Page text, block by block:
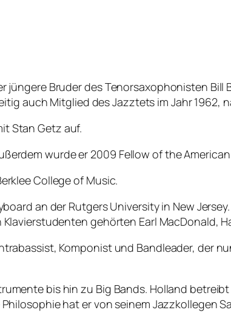
Bruder des Tenorsaxophonisten Bill
auch Mitglied des Jazztets im Jahr 1962,
Stan Getz auf.
wurde er 2009 Fellow of the
College of Music.
an der Rutgers University in New
gehörten Earl MacDonald,
Komponist und Bandleader, der
bis hin zu Big Bands. Holland
hat er von seinem Jazzkollegen